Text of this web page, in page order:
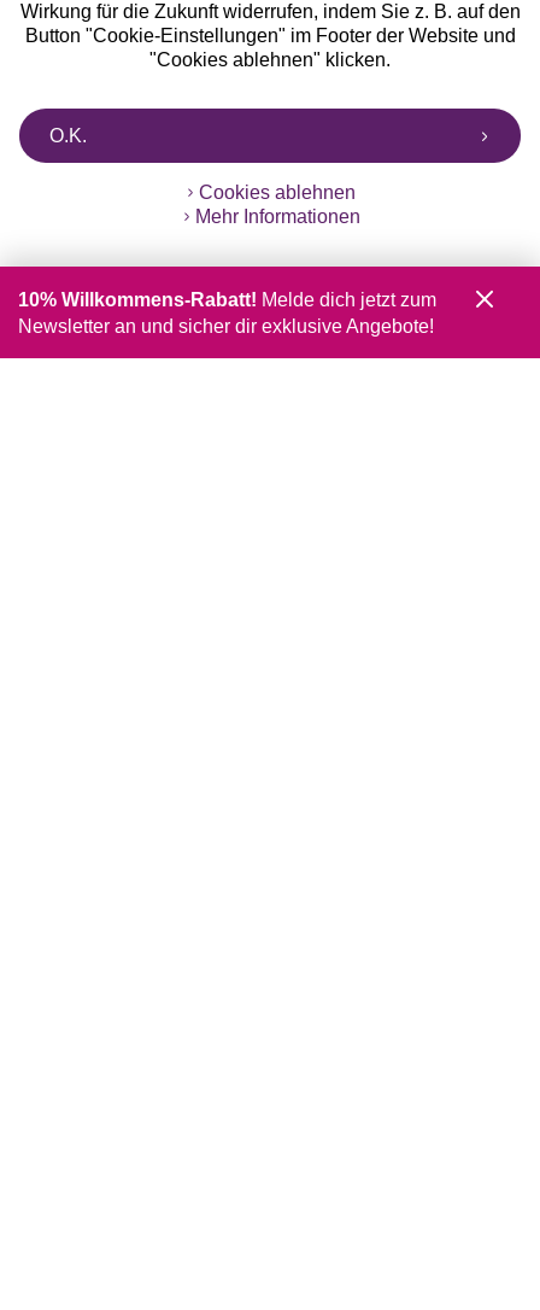
Wirkung für die Zukunft widerrufen, indem Sie z. B. auf den
Button "Cookie-Einstellungen" im Footer der Website und
"Cookies ablehnen" klicken.
O.K.
Cookies ablehnen
Mehr Informationen
10% Willkommens-Rabatt! Melde dich jetzt zum
Newsletter an und sicher dir exklusive Angebote!